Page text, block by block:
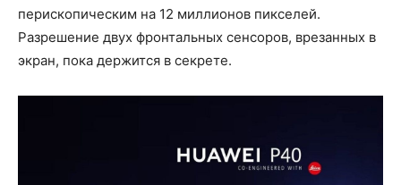
перископическим на 12 миллионов пикселей.
Разрешение двух фронтальных сенсоров, врезанных в
экран, пока держится в секрете.